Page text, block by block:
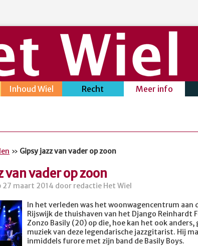
Inhoud Wiel Recht Meer info
» Gipsy jazz van vader op zoon
van vader op zoon
27 maart 2014 door redactie Het Wiel
In het verleden was het woonwagencentrum aan
Rijswijk de thuishaven van het Django Reinhardt
Zonzo Basily (20) op die, hoe kan het ook anders,
muziek van deze legendarische jazzgitarist. Hij
inmiddels furore met zijn band de Basily Boys.